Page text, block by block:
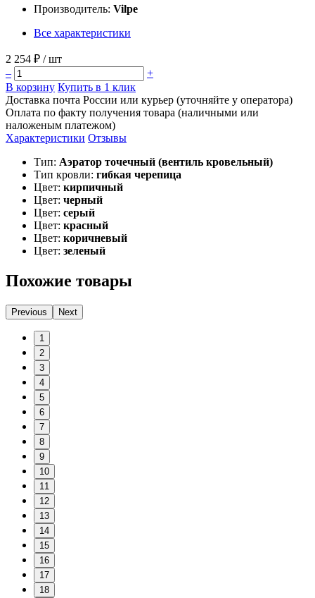
Производитель: Vilpe
Все характеристики
2 254 ₽ / шт
–
+
В корзину Купить в 1 клик
Доставка почта России или курьер (уточняйте у оператора)
Оплата по факту получения товара (наличными или
наложеным платежом)
Характеристики Отзывы
Тип: Аэратор точечный (вентиль кровельный)
Тип кровли: гибкая черепица
Цвет: кирпичный
Цвет: черный
Цвет: серый
Цвет: красный
Цвет: коричневый
Цвет: зеленый
Похожие товары
Previous Next
1
2
3
4
5
6
7
8
9
10
11
12
13
14
15
16
17
18